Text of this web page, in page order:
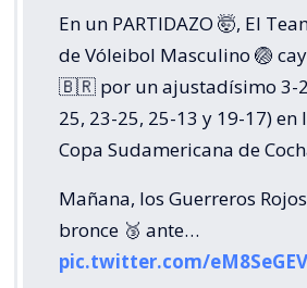
En un PARTIDAZO 🤯, El
de Vóleibol Masculino 🏐
🇧🇷 por un ajustadísimo 3-2
25, 23-25, 25-13 y 19-17) en
Copa Sudamericana de
Mañana, los Guerreros
bronce 🥉 ante…
pic.twitter.com/